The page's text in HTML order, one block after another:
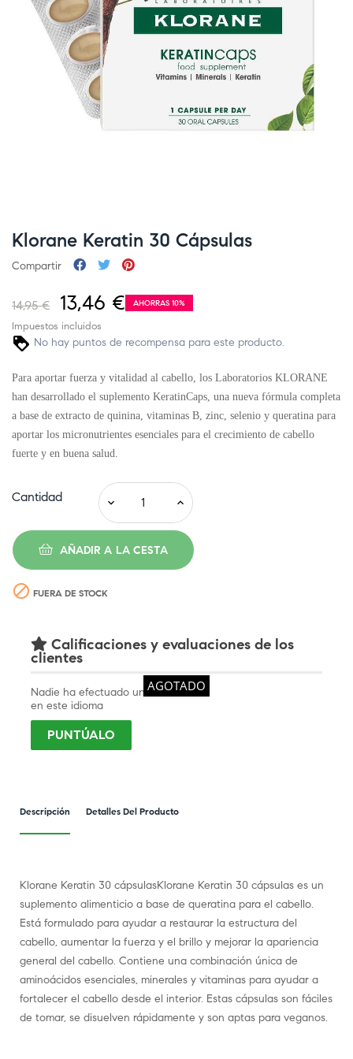
AGOTADO
Klorane Keratin 30 Cápsulas
Compartir
14,95 € 13,46 € AHORRAS 10%
Impuestos incluidos
No hay puntos de recompensa para este producto.
Para aportar fuerza y vitalidad al cabello, los Laboratorios KLORANE
han desarrollado el suplemento KeratinCaps, una nueva fórmula completa
a base de extracto de quinina, vitaminas B, zinc, selenio y queratina para
aportar los micronutrientes esenciales para el crecimiento de cabello
fuerte y en buena salud.
Cantidad
AÑADIR A LA CESTA
 FUERA DE STOCK
Calificaciones y evaluaciones de los
clientes
Nadie ha efectuado una evaluación
en este idioma
PUNTÚALO
Descripción Detalles Del Producto
Klorane Keratin 30 cápsulasKlorane Keratin 30 cápsulas es un
suplemento alimenticio a base de queratina para el cabello.
Está formulado para ayudar a restaurar la estructura del
cabello, aumentar la fuerza y el brillo y mejorar la apariencia
general del cabello. Contiene una combinación única de
aminoácidos esenciales, minerales y vitaminas para ayudar a
fortalecer el cabello desde el interior. Estas cápsulas son fáciles
de tomar, se disuelven rápidamente y son aptas para veganos.